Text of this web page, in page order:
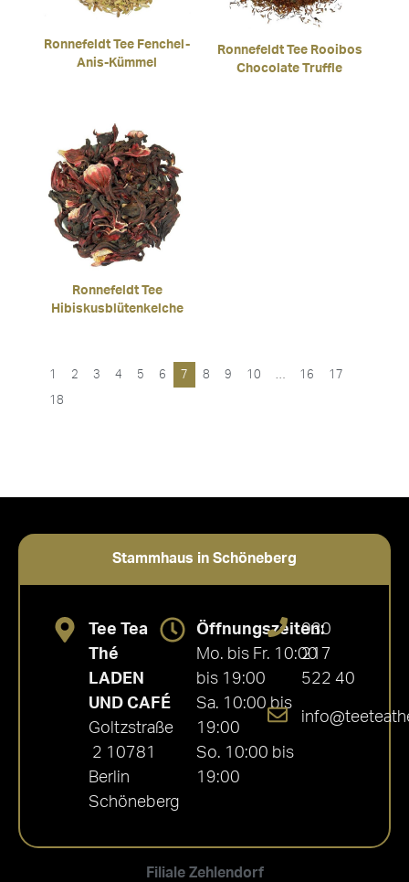
Ronnefeldt Tee Fenchel-
Anis-Kümmel
Ronnefeldt Tee Rooibos
Chocolate Truffle
Ronnefeldt Tee
Hibiskusblütenkelche
1 2 3 4 5 6 7 8 9 10 … 16 17
18
Stammhaus in Schöneberg
Filiale Zehlendorf
Tee Tea
Thé
LADEN
UND CAFÉ
Goltzstraße
2 10781
Berlin
Schöneberg
Öffnungszeiten:
Mo. bis Fr. 10:00
bis 19:00
Sa. 10:00 bis
19:00
So. 10:00 bis
19:00
030
217
522 40